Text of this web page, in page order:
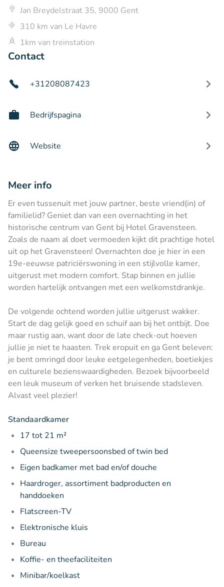
Jan Breydelstraat 35, 9000 Gent
310 km van Le Havre
1km van treinstation
Contact
+31208087423
Bedrijfspagina
Website
Meer info
Er even tussenuit met jouw partner, beste vriend(in) of
familielid? Geniet dan van een overnachting in het
historische centrum van Gent bij Hotel Gravensteen.
Zoals de naam al doet vermoeden kijkt dit prachtige hotel
uit op het Gravensteen! Overnachten doe je hier in een
19e-eeuwse patriciërswoning in een stijlvolle kamer,
uitgerust met modern comfort. Stap binnen en jullie
worden hartelijk ontvangen met een welkomstdrankje.
De volgende ochtend worden jullie uitgerust wakker.
Start de dag gelijk goed en schuif aan bij het ontbijt. Doe
maar rustig aan, want door de late check-out hoeven
jullie je niet te haasten. Trek eropuit en ga Gent beleven:
je bent omringd door leuke eetgelegenheden, boetiekjes
en culturele bezienswaardigheden. Bezoek bijvoorbeeld
een leuk museum of verken het bruisende stadsleven.
Alvast veel plezier!
Standaardkamer
17 tot 21 m²
Queensize tweepersoonsbed of twin bed
Eigen badkamer met bad en/of douche
Haardroger, assortiment badproducten en
handdoeken
Flatscreen-TV
Elektronische kluis
Bureau
Koffie- en theefaciliteiten
Minibar/koelkast